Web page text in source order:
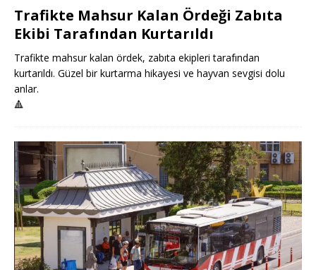
Trafikte Mahsur Kalan Ördeği Zabıta
Ekibi Tarafından Kurtarıldı
Trafikte mahsur kalan ördek, zabıta ekipleri tarafından
kurtarıldı. Güzel bir kurtarma hikayesi ve hayvan sevgisi dolu
anlar.
🔺